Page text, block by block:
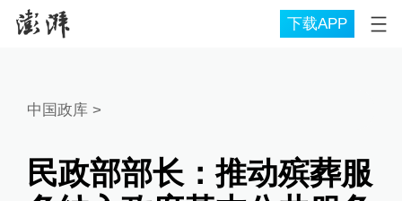
下载APP
中国政库 >
民政部部长：推动殡葬服